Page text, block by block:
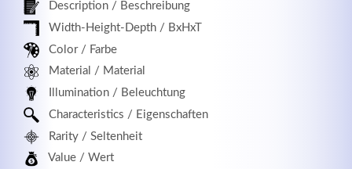
Description / Beschreibung
Width-Height-Depth / BxHxT
Color / Farbe
Material / Material
Illumination / Beleuchtung
Characteristics / Eigenschaften
Rarity / Seltenheit
Value / Wert